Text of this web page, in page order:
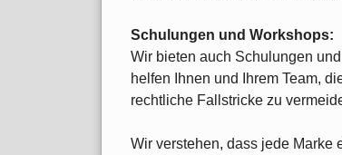
Schulungen und Workshops:
Wir bieten auch Schulungen
helfen Ihnen und Ihrem Team,
rechtliche Fallstricke zu
Wir verstehen, dass jede Marke